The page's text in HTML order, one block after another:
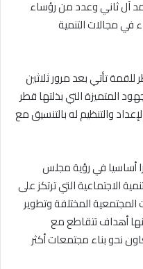
آل ثاني وعدد من رؤساء
في مجالات التنمية
تأتي بعد مرور ثلاثين
المتميزة التي بذلتها قطر
والتنظيم له بالتنسيق مع
أساسيا في رؤية مجلس
الاجتماعية التي ترتكز على
المجتمعية المختلفة وتطوير
أهداف تتقاطع مع
نحو بناء مجتمعات أكثر